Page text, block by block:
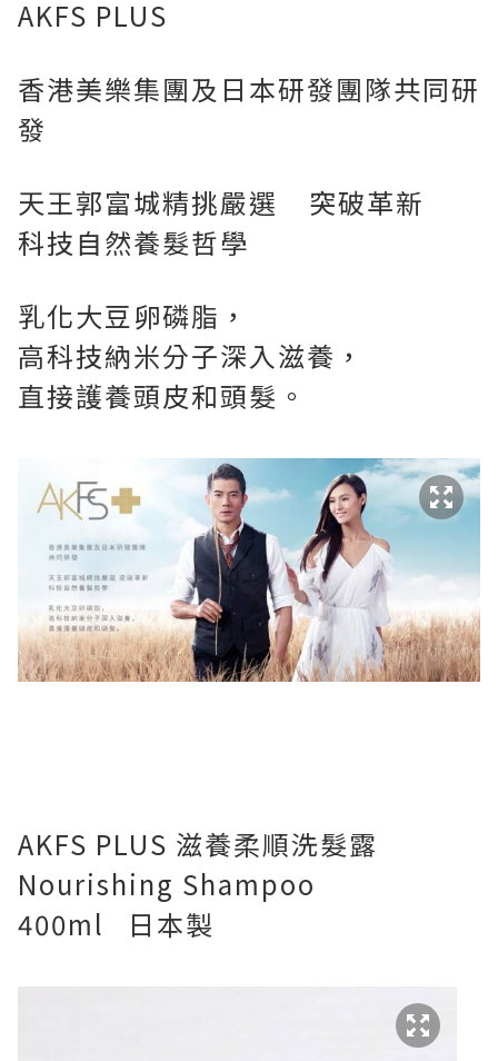
AKFS PLUS
香港美樂集團及日本研發團隊共同研
發
天王郭富城精挑嚴選
突破革新
科技自然養髮哲學
乳化大豆卵磷脂，
高科技納米分子深入滋養，
直接護養頭皮和頭髮。
AKFS PLUS 滋養柔順洗髮露
Nourishing Shampoo
400ml
日本製